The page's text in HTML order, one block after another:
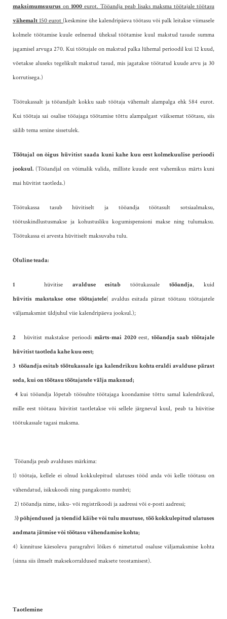
maksimumsuurus on 1000 eurot. Tööandja peab lisaks maksma töötajale töötasu
vähemalt 150 eurot (keskmine ühe kalendripäeva töötasu või palk leitakse viimasele
kolmele töötamise kuule eelnenud üheksal töötamise kuul makstud tasude summa
jagamisel arvuga 270. Kui töötajale on makstud palka lühemal perioodil kui 12 kuud,
võetakse aluseks tegelikult makstud tasud, mis jagatakse töötatud kuude arvu ja 30
korrutisega.)
Töötukassalt ja tööandjalt kokku saab töötaja vähemalt alampalga ehk 584 eurot.
Kui töötaja sai osalise tööajaga töötamise tõttu alampalgast väiksemat töötasu, siis
säilib tema senine sissetulek.
Töötajal on õigus hüvitist saada kuni kahe kuu eest kolmekuulise perioodi
jooksul. (Tööandjal on võimalik valida, milliste kuude eest vahemikus märts kuni
mai hüvitist taotleda.)
Töötukassa tasub hüvitiselt ja tööandja töötasult sotsiaalmaksu,
töötuskindlustusmakse ja kohustusliku kogumispensioni makse ning tulumaksu.
Töötukassa ei arvesta hüvitiselt maksuvaba tulu.
Oluline teada:
1 hüvitise avalduse esitab töötukassale tööandja, kuid
hüvitis makstakse otse töötajatele( avaldus esitada pärast töötasu töötajatele
väljamaksmist üldjuhul viie kalendripäeva jooksul.);
2 hüvitist makstakse perioodimärts-mai 2020eest, tööandja saab töötajale
hüvitist taotleda kahe kuu eest;
3 tööandja esitab töötukassale iga kalendrikuu kohta eraldi avalduse pärast
seda, kui on töötasu töötajatele välja maksnud;
4kui tööandja lõpetab töösuhte töötajaga koondamise tõttu samal kalendrikuul,
mille eest töötasu hüvitist taotletakse või sellele järgneval kuul, peab ta hüvitise
töötukassale tagasi maksma.
Tööandja peab avalduses märkima:
1) töötaja, kellele ei olnud kokkulepitud ulatuses tööd anda või kelle töötasu on
vähendatud, isikukoodi ning pangakonto numbri;
2) tööandja nime, isiku- või registrikoodi ja aadressi või e-posti aadressi;
3) põhjendused ja tõendid käibe või tulu muutuse, töö kokkulepitud ulatuses
andmata jätmise või töötasu vähendamise kohta;
4) kinnituse käesoleva paragrahvi lõikes 6 nimetatud osaluse väljamaksmise kohta
(sinna siis ilmselt maksekorraldused maksete teostamisest).
Taotlemine